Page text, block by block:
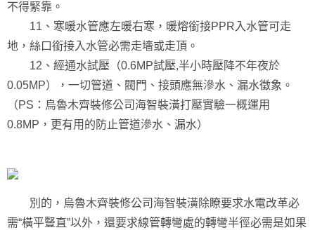
不得緊靠。
11、寒暖水管應左暖右寒，暖熔銜接PPR入水管可走
地，絲口銜接入水管必需走墻或走頂。
12、經通水試壓（0.6MP試壓,半小時壓降不年夜於
0.05MP），一切管道、閥門、接頭應無滲水、漏水徵象。
（PS：烏魯木齊裝修公司海智裝潢打壓實驗一概運用
0.8MP，更有用的防止管道滲水、漏水）
別的，烏魯木齊裝修公司海智裝潢除瞭要求水電改革必
需“橫平豎直”以外，還要求線管轉彎處的轉彎半徑必需是如果